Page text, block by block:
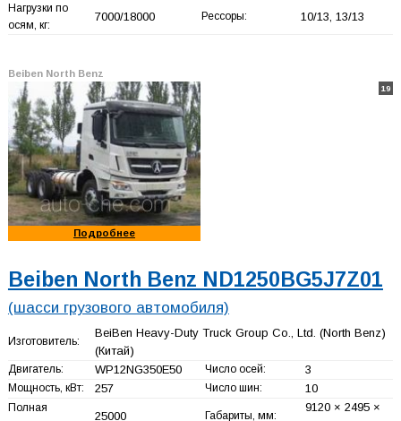
Нагрузки по
осям, кг:
7000/18000 Рессоры: 10/13, 13/13
Beiben North Benz
19
Подробнее
Beiben North Benz ND1250BG5J7Z01
(шасси грузового автомобиля)
Изготовитель:
BeiBen Heavy-Duty Truck Group Co., Ltd. (North Benz)
(Китай)
Двигатель: WP12NG350E50 Число осей: 3
Мощность, кВт: 257 Число шин: 10
Полная
25000 Габариты, мм:
9120 × 2495 ×